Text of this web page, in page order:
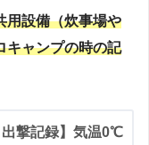
用設備（炊事場や
キャンプの時の記
出撃記録】気温0℃